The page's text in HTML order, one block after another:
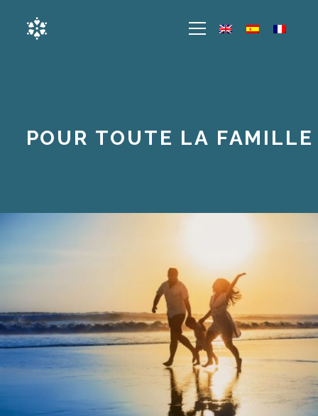
POUR TOUTE LA FAMILLE